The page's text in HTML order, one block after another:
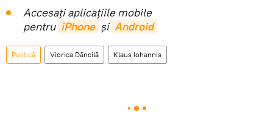
Accesaţi aplicaţiile mobile
pentru iPhone și Android
Politică Viorica Dăncilă Klaus Iohannis